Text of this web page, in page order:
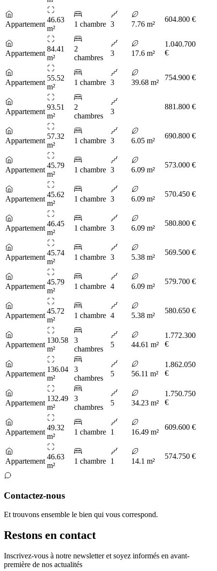
Appartement
46.63
m²
1 chambre 3 7.76 m²
604.800 €
Appartement
84.41
m²
2
chambres
3 17.6 m²
1.040.700
€
Appartement
55.52
m²
1 chambre 3 39.68 m²
754.900 €
Appartement
93.51
m²
2
chambres
3
881.800 €
Appartement
57.32
m²
1 chambre 3 6.05 m²
690.800 €
Appartement
45.79
m²
1 chambre 3 6.09 m²
573.000 €
Appartement
45.62
m²
1 chambre 3 6.09 m²
570.450 €
Appartement
46.45
m²
1 chambre 3 6.09 m²
580.800 €
Appartement
45.74
m²
1 chambre 3 5.38 m²
569.500 €
Appartement
45.79
m²
1 chambre 4 6.09 m²
579.700 €
Appartement
45.72
m²
1 chambre 4 5.38 m²
580.650 €
Appartement
130.58
m²
3
chambres
5 44.61 m²
1.772.300
€
Appartement
136.04
m²
3
chambres
5 56.11 m²
1.862.050
€
Appartement
132.49
m²
3
chambres
5 34.23 m²
1.750.750
€
Appartement
49.32
m²
1 chambre 1 16.49 m²
609.600 €
Appartement
46.63
m²
1 chambre 1 14.1 m²
574.750 €
Contactez-nous
Et trouvons ensemble le bien qui vous correspond.
Restons en contact
Inscrivez-vous à notre newsletter et soyez informés en avant-
première de nos actualités